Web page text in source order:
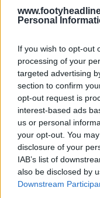
Personal
If you wish to opt-out
processing of your
targeted advertising
section to confirm
opt-out request is
interest-based ads
us or personal
your opt-out. You
disclosure of your
IAB’s list of
also be disclosed by
Downstream
Svelata la giacca